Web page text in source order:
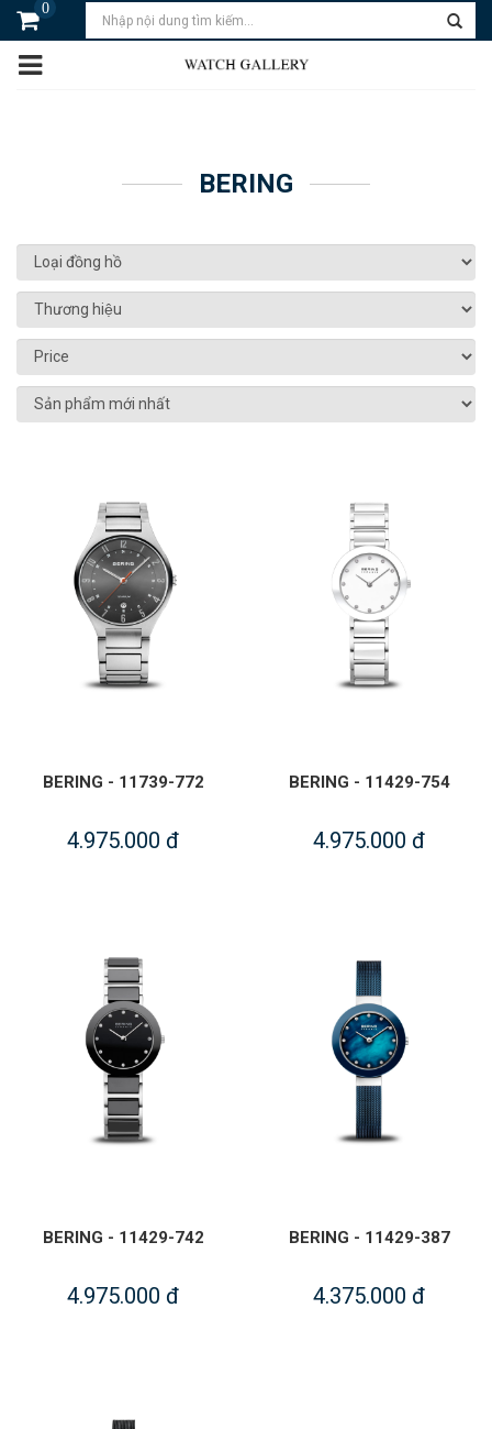
0
BERING
BERING - 11739-772
4.975.000 đ
BERING - 11429-754
4.975.000 đ
BERING - 11429-742
4.975.000 đ
BERING - 11429-387
4.375.000 đ